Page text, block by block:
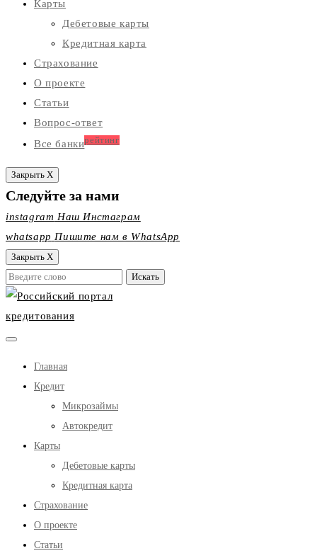
Карты
Дебетовые карты
Кредитная карта
Страхование
О проекте
Статьи
Вопрос-ответ
Все банкирейтинг
Закрыть X
Следуйте за нами
instagram Наш Инстаграм
whatsapp Пишите нам в WhatsApp
Закрыть X
Главная
Кредит
Микрозаймы
Автокредит
Карты
Дебетовые карты
Кредитная карта
Страхование
О проекте
Статьи